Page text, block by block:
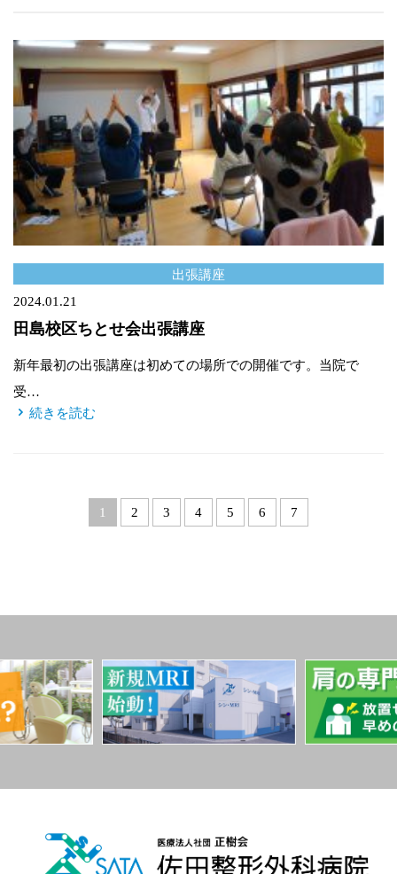
出張講座
2024.01.21
田島校区ちとせ会出張講座
新年最初の出張講座は初めての場所での開催です。当院で
受…
続きを読む
1 2 3 4 5 6 7